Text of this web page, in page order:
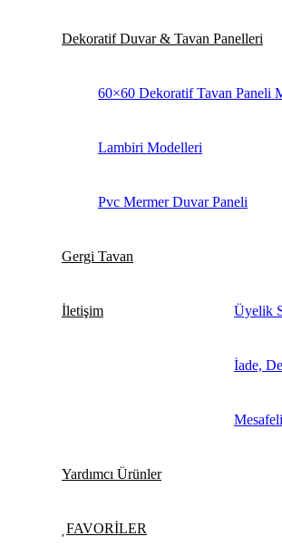
Dekoratif Duvar & Tavan Panelleri
60×60 Dekoratif Tavan Paneli
Lambiri Modelleri
Pvc Mermer Duvar Paneli
Gergi Tavan
İletişim Üyelik
İade,
Yardımcı Ürünler
FAVORİLER